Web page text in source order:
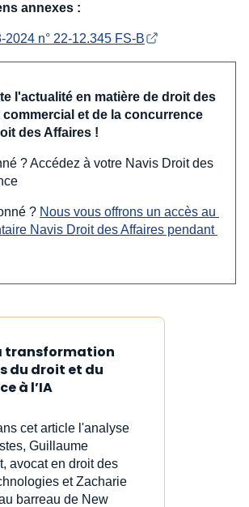
annexes :
2024 n° 22-12.345 FS-B
l'actualité en matière de droit des
et de la concurrence
des Affaires !
? Accédez à votre Navis Droit des
? Nous vous offrons un accès au
Navis Droit des Affaires pendant
transformation
du droit et du
à l’IA
cet article l'analyse
Guillaume
avocat en droit des
et Zacharie
barreau de New